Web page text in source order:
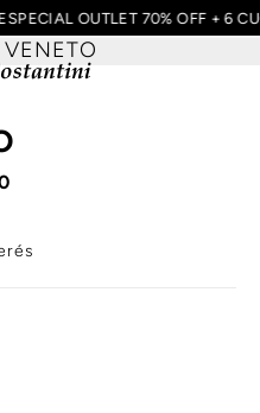
ESPECIAL OUTLET 70% OFF + 6